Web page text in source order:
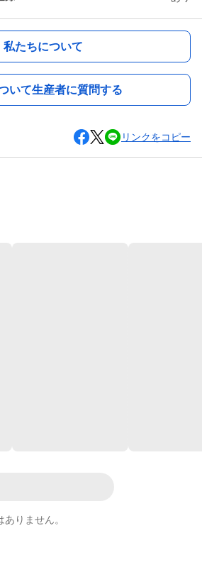
私たちについて
いて生産者に質問する
リンクをコピー
りません。